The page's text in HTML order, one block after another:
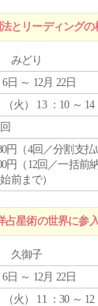
とリーディングの
みどり
6日 ～ 12月 22日
（火 ） 13 ：10 ～ 14
円（4回／分割支払
円（12回／一括前
前まで）
星術の世界に参
久御子
6日 ～ 12月 22日
（火 ） 11 ：30 ～ 12